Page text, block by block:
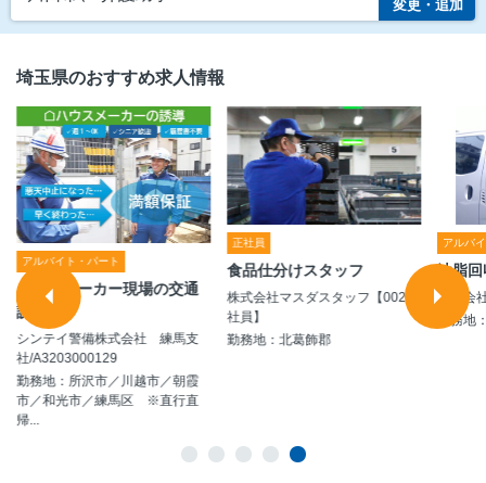
変更・追加
埼玉県のおすすめ求人情報
アルバイト・パート
ハウスメーカー現場の交通
誘導
シンテイ警備株式会社 練馬支
社/A3203000129
勤務地：所沢市／川越市／朝霞
市／和光市／練馬区 ※直行直
帰...
正社員
食品仕分けスタッフ
株式会社マスダスタッフ【002正
社員】
勤務地：北葛飾郡
アルバ
油脂
株式会
勤務地